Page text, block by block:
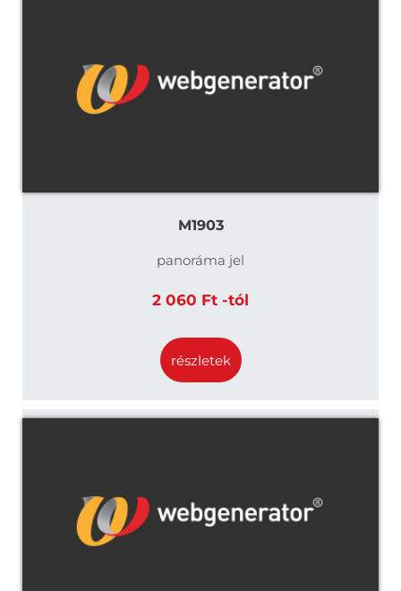
M1903
panoráma jel
2 060 Ft -tól
részletek